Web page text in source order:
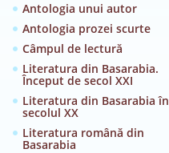
Antologia unui autor
Antologia prozei scurte
Câmpul de lectură
Literatura din Basarabia.
Început de secol XXI
Literatura din Basarabia în
secolul XX
Literatura română din
Basarabia